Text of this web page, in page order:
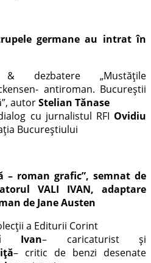
germane au intrat în
dezbatere „Mustățile
antiroman. Bucureștii
autorStelian Tănase
cu jurnalistul RFI Ovidiu
Bucureștiului
– roman grafic”, semnat de
VALI IVAN, adaptare
de Jane Austen
a Editurii Corint
Ivan– caricaturist și
– critic de benzi desenate